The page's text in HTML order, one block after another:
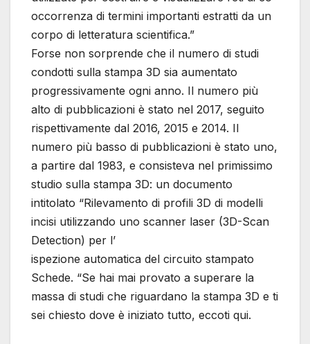
occorrenza di termini importanti estratti da un
corpo di letteratura scientifica.”
Forse non sorprende che il numero di studi
condotti sulla stampa 3D sia aumentato
progressivamente ogni anno. Il numero più
alto di pubblicazioni è stato nel 2017, seguito
rispettivamente dal 2016, 2015 e 2014. Il
numero più basso di pubblicazioni è stato uno,
a partire dal 1983, e consisteva nel primissimo
studio sulla stampa 3D: un documento
intitolato “Rilevamento di profili 3D di modelli
incisi utilizzando uno scanner laser (3D-Scan
Detection) per l’
ispezione automatica del circuito stampato
Schede. “Se hai mai provato a superare la
massa di studi che riguardano la stampa 3D e ti
sei chiesto dove è iniziato tutto, eccoti qui.